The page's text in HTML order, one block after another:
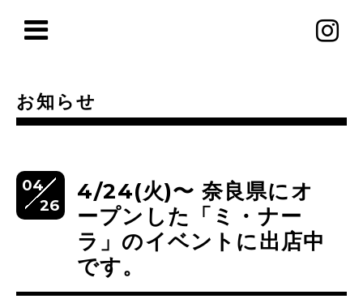
お知らせ
04
26
4/24(火)〜 奈良県にオ
ープンした「ミ・ナー
ラ」のイベントに出店中
です。